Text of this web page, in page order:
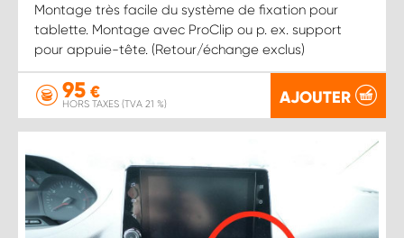
Montage très facile du système de fixation pour
tablette. Montage avec ProClip ou p. ex. support
pour appuie-tête. (Retour/échange exclus)
95 €
HORS TAXES (TVA 21 %) AJOUTER